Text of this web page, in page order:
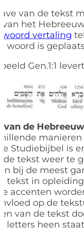
van de tekst
het
vertaling
woord is
Gen.1:1
van de
Studiebijbel is
tekst weer te
bij de meest
tekst in
accenten
op de
van de tekst
letters heen